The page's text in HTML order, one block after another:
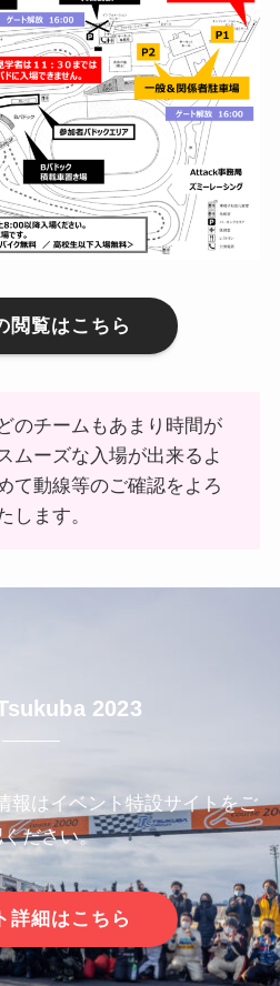
閲覧はこちら
のチームもあまり時間が
ムーズな入場が出来るよ
て動線等のご確認をよろ
します。
2023
報はイベント特設サイトをご
ださい。
詳細はこちら